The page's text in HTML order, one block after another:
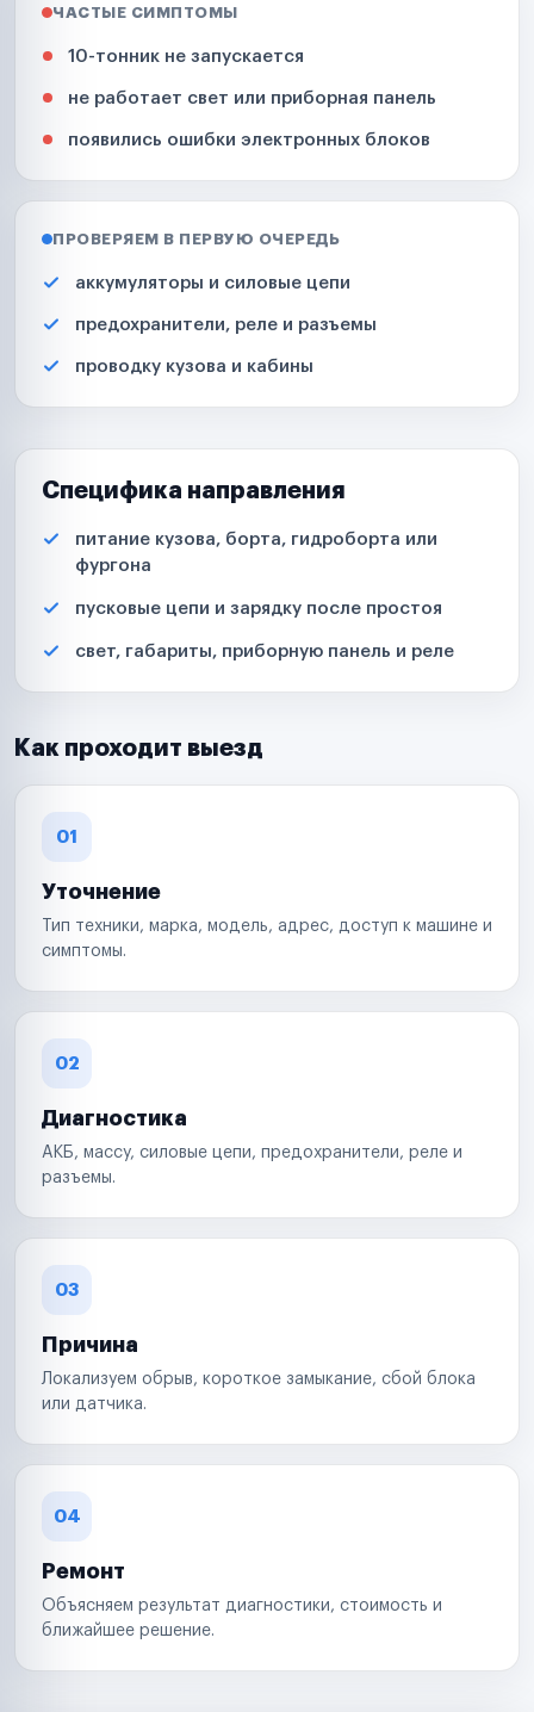
ЧАСТЫЕ СИМПТОМЫ
10-тонник не запускается
не работает свет или приборная панель
появились ошибки электронных блоков
ПРОВЕРЯЕМ В ПЕРВУЮ ОЧЕРЕДЬ
аккумуляторы и силовые цепи
предохранители, реле и разъемы
проводку кузова и кабины
Специфика направления
питание кузова, борта, гидроборта или
фургона
пусковые цепи и зарядку после простоя
свет, габариты, приборную панель и реле
Как проходит выезд
01
Уточнение
Тип техники, марка, модель, адрес, доступ к машине и
симптомы.
02
Диагностика
АКБ, массу, силовые цепи, предохранители, реле и
разъемы.
03
Причина
Локализуем обрыв, короткое замыкание, сбой блока
или датчика.
04
Ремонт
Объясняем результат диагностики, стоимость и
ближайшее решение.